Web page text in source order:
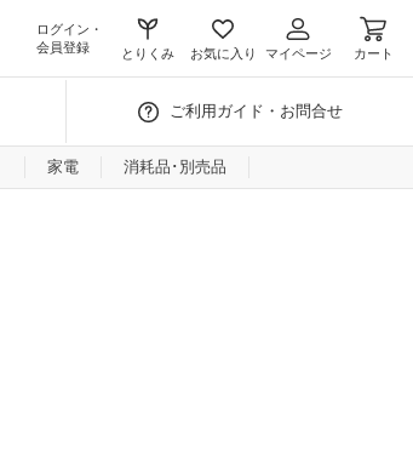
ログイン・
会員登録
とりくみ お気に入り マイページ カート
ご利用ガイド・お問合せ
家電 消耗品･別売品